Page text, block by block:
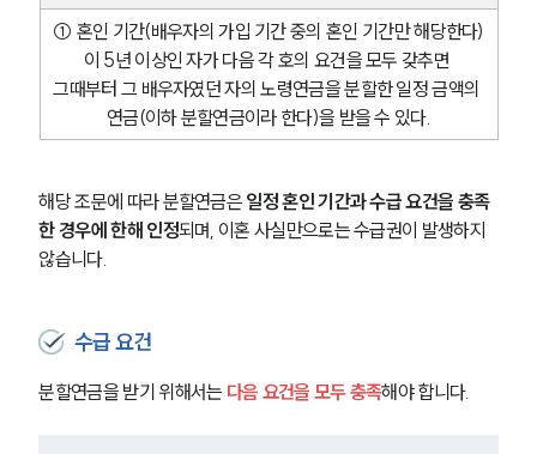
① 혼인 기간(배우자의 가입 기간 중의 혼인 기간만 해당한다)
이 5년 이상인 자가 다음 각 호의 요건을 모두 갖추면
그때부터 그 배우자였던 자의 노령연금을 분할한 일정 금액의
연금(이하 분할연금이라 한다)을 받을 수 있다.
해당 조문에 따라 분할연금은 일정 혼인 기간과 수급 요건을 충족
한 경우에 한해 인정되며, 이혼 사실만으로는 수급권이 발생하지
않습니다.
수급 요건
분할연금을 받기 위해서는 다음 요건을 모두 충족해야 합니다.